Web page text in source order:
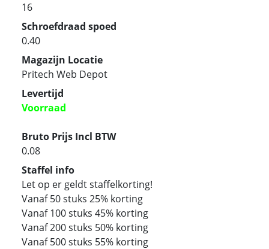
16
Schroefdraad spoed
0.40
Magazijn Locatie
Pritech Web Depot
Levertijd
Voorraad
Bruto Prijs Incl BTW
0.08
Staffel info
Let op er geldt staffelkorting!
Vanaf 50 stuks 25% korting
Vanaf 100 stuks 45% korting
Vanaf 200 stuks 50% korting
Vanaf 500 stuks 55% korting